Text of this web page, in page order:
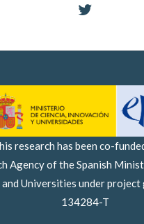
research has been co-
Agency of the Spanish
Universities under
134284-T